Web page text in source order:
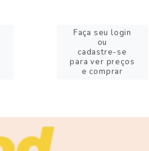
Faça seu login
ou
cadastre-se
para ver preços
e comprar